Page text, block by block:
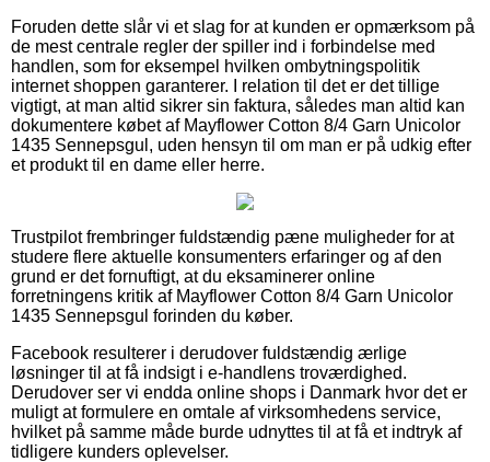
Foruden dette slår vi et slag for at kunden er opmærksom på
de mest centrale regler der spiller ind i forbindelse med
handlen, som for eksempel hvilken ombytningspolitik
internet shoppen garanterer. I relation til det er det tillige
vigtigt, at man altid sikrer sin faktura, således man altid kan
dokumentere købet af Mayflower Cotton 8/4 Garn Unicolor
1435 Sennepsgul, uden hensyn til om man er på udkig efter
et produkt til en dame eller herre.
Trustpilot frembringer fuldstændig pæne muligheder for at
studere flere aktuelle konsumenters erfaringer og af den
grund er det fornuftigt, at du eksaminerer online
forretningens kritik af Mayflower Cotton 8/4 Garn Unicolor
1435 Sennepsgul forinden du køber.
Facebook resulterer i derudover fuldstændig ærlige
løsninger til at få indsigt i e-handlens troværdighed.
Derudover ser vi endda online shops i Danmark hvor det er
muligt at formulere en omtale af virksomhedens service,
hvilket på samme måde burde udnyttes til at få et indtryk af
tidligere kunders oplevelser.